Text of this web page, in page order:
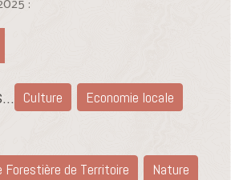
Culture
Economie locale
Forestière de Territoire
Nature